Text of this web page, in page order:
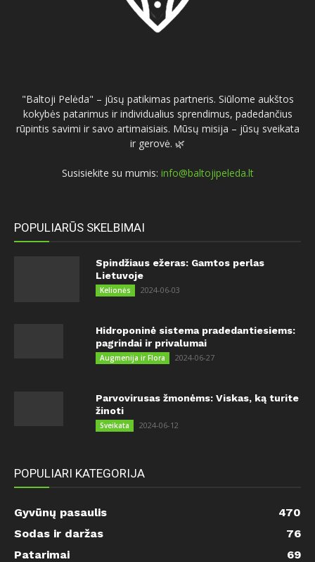
"Baltoji Pelėda" – jūsų patikimas partneris. Siūlome aukštos
kokybės patarimus ir individualius sprendimus, padedančius
rūpintis savimi ir savo artimaisiais. Mūsų misija – jūsų sveikata
ir gerovė. 🌿
Susisiekite su mumis: info@baltojipeleda.lt
POPULIARŪS SKELBIMAI
Spindžiaus ežeras: Gamtos perlas
Lietuvoje
Kelionės 2024-06-03
Hidroponinė sistema pradedantiesiems:
pagrindai ir privalumai
Augmenija ir Flora 2024-06-27
Parvovirusas žmonėms: Viskas, ką turite
žinoti
Sveikata 2024-06-12
POPULIARI KATEGORIJA
Gyvūnų pasaulis
470
Sodas ir daržas
76
Patarimai
69